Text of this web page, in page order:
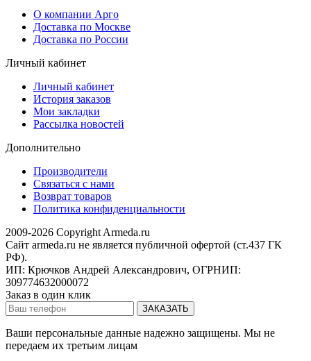
О компании Арго
Доставка по Москве
Доставка по России
Личный кабинет
Личный кабинет
История заказов
Мои закладки
Рассылка новостей
Дополнительно
Производители
Связаться с нами
Возврат товаров
Политика конфиденциальности
2009-2026 Copyright Armeda.ru
Сайт armeda.ru не является публичной офертой (ст.437 ГК
РФ).
ИП: Крючков Андрей Александрович, ОГРНИП:
309774632000072
Заказ в один клик
Ваши персональные данные надежно защищены. Мы не
передаем их третьим лицам